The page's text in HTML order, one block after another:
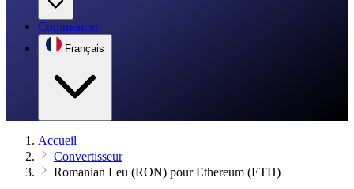
Commencer
Français
Accueil
Convertisseur
Romanian Leu (RON) pour Ethereum (ETH)